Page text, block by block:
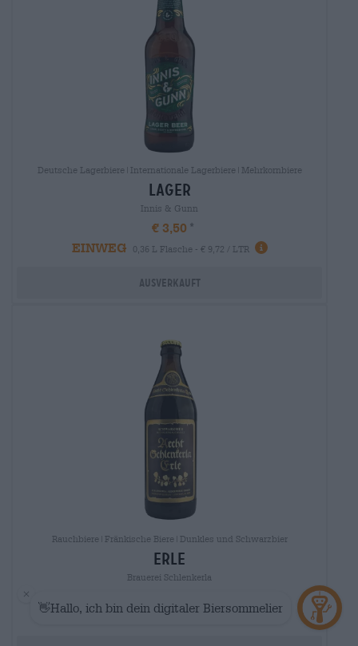
Deutsche Lagerbiere|Internationale Lagerbiere|Mehrkornbiere
lager
Innis & Gunn
€ 3,50
EINWEG
0,36 L Flasche - € 9,72 / LTR
Ausverkauft
Rauchbiere|Fränkische Biere|Dunkles und Schwarzbier
erle
Brauerei Schlenkerla
MEHRWEG
0,50 L Flasche - € 4,00 / LTR